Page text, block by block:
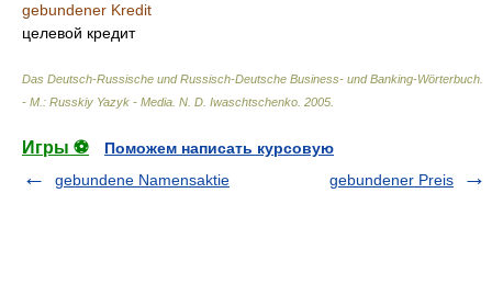
gebundener Kredit
целевой кредит
Das Deutsch-Russische und Russisch-Deutsche Business- und Banking-Wörterbuch.
- М.: Russkiy Yazyk - Media N. D. Iwaschtschenko 2005
Игры ⚽
Поможем написать курсовую
gebundene Namensaktie
gebundener Preis